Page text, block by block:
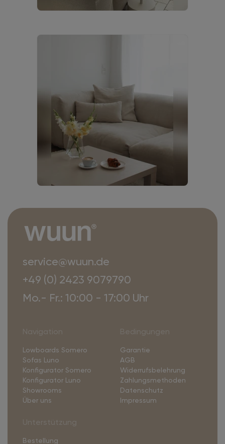
service@wuun.de
+49 (0) 2423 9079790
Mo.- Fr.: 10:00 - 17:00 Uhr
Lowboards Somero
Sofas Luno
Konfigurator Somero
Konfigurator Luno
Showrooms
Über uns
Garantie
AGB
Widerrufsbelehrung
Zahlungsmethoden
Datenschutz
Impressum
Bestellung